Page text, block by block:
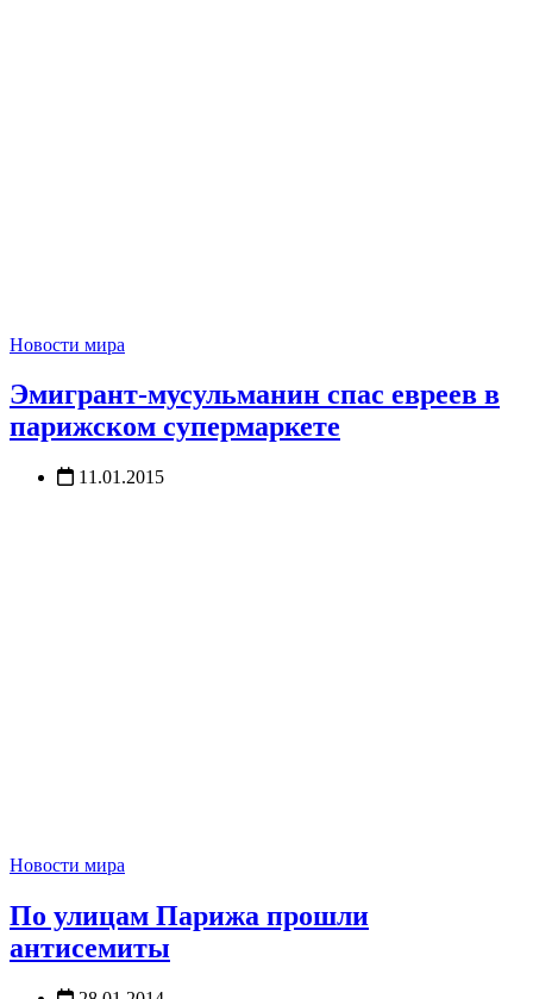
Новости мира
Эмигрант-мусульманин спас евреев в
парижском супермаркете
11.01.2015
Новости мира
По улицам Парижа прошли
антисемиты